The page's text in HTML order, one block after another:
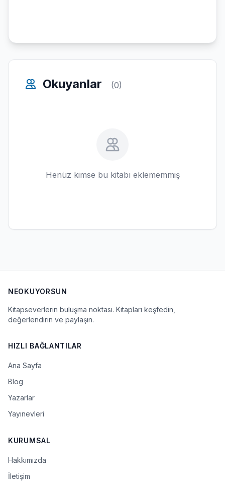
Okuyanlar (0)
Henüz kimse bu kitabı eklememmiş
NEOKUYORSUN
Kitapseverlerin buluşma noktası. Kitapları keşfedin,
değerlendirin ve paylaşın.
HIZLI BAĞLANTILAR
Ana Sayfa
Blog
Yazarlar
Yayınevleri
KURUMSAL
Hakkımızda
İletişim